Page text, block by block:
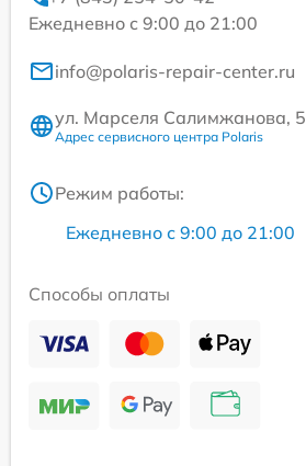
Ежедневно с 9:00 до 21:00
info@polaris-repair-center.ru
ул. Марселя Салимжанова, 5
Адрес сервисного центра Polaris
Режим работы:
Ежедневно с 9:00 до 21:00
Способы оплаты